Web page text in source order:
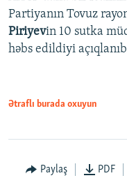
Partiyanın Tovuz
Piriyevin 10 sutka
həbs edildiyi
Ətraflı burada oxuyun
Paylaş PDF